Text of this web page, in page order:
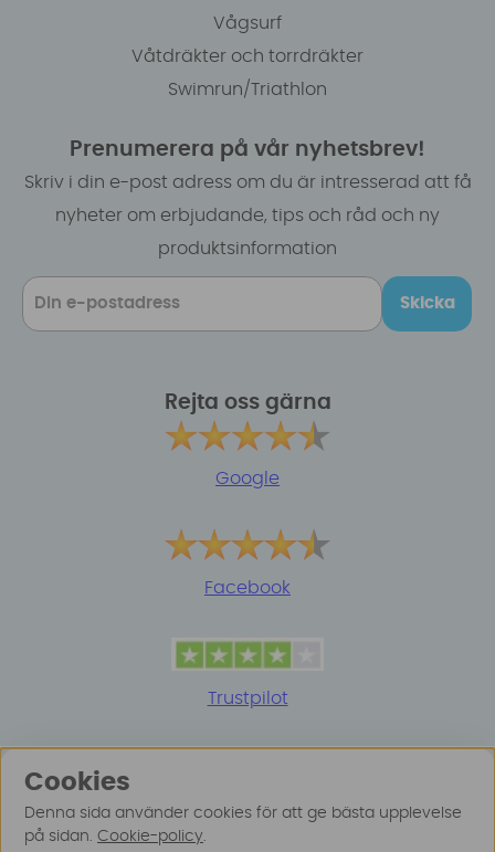
Vågsurf
Våtdräkter och torrdräkter
Swimrun/Triathlon
Prenumerera på vår nyhetsbrev!
Skriv i din e-post adress om du är intresserad att få
nyheter om erbjudande, tips och råd och ny
produktsinformation
Skicka
Rejta oss gärna
Google
Facebook
Trustpilot
Cookies
Denna sida använder cookies för att ge bästa upplevelse
på sidan. Cookie-policy.